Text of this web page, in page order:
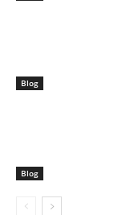
Blog
Blog